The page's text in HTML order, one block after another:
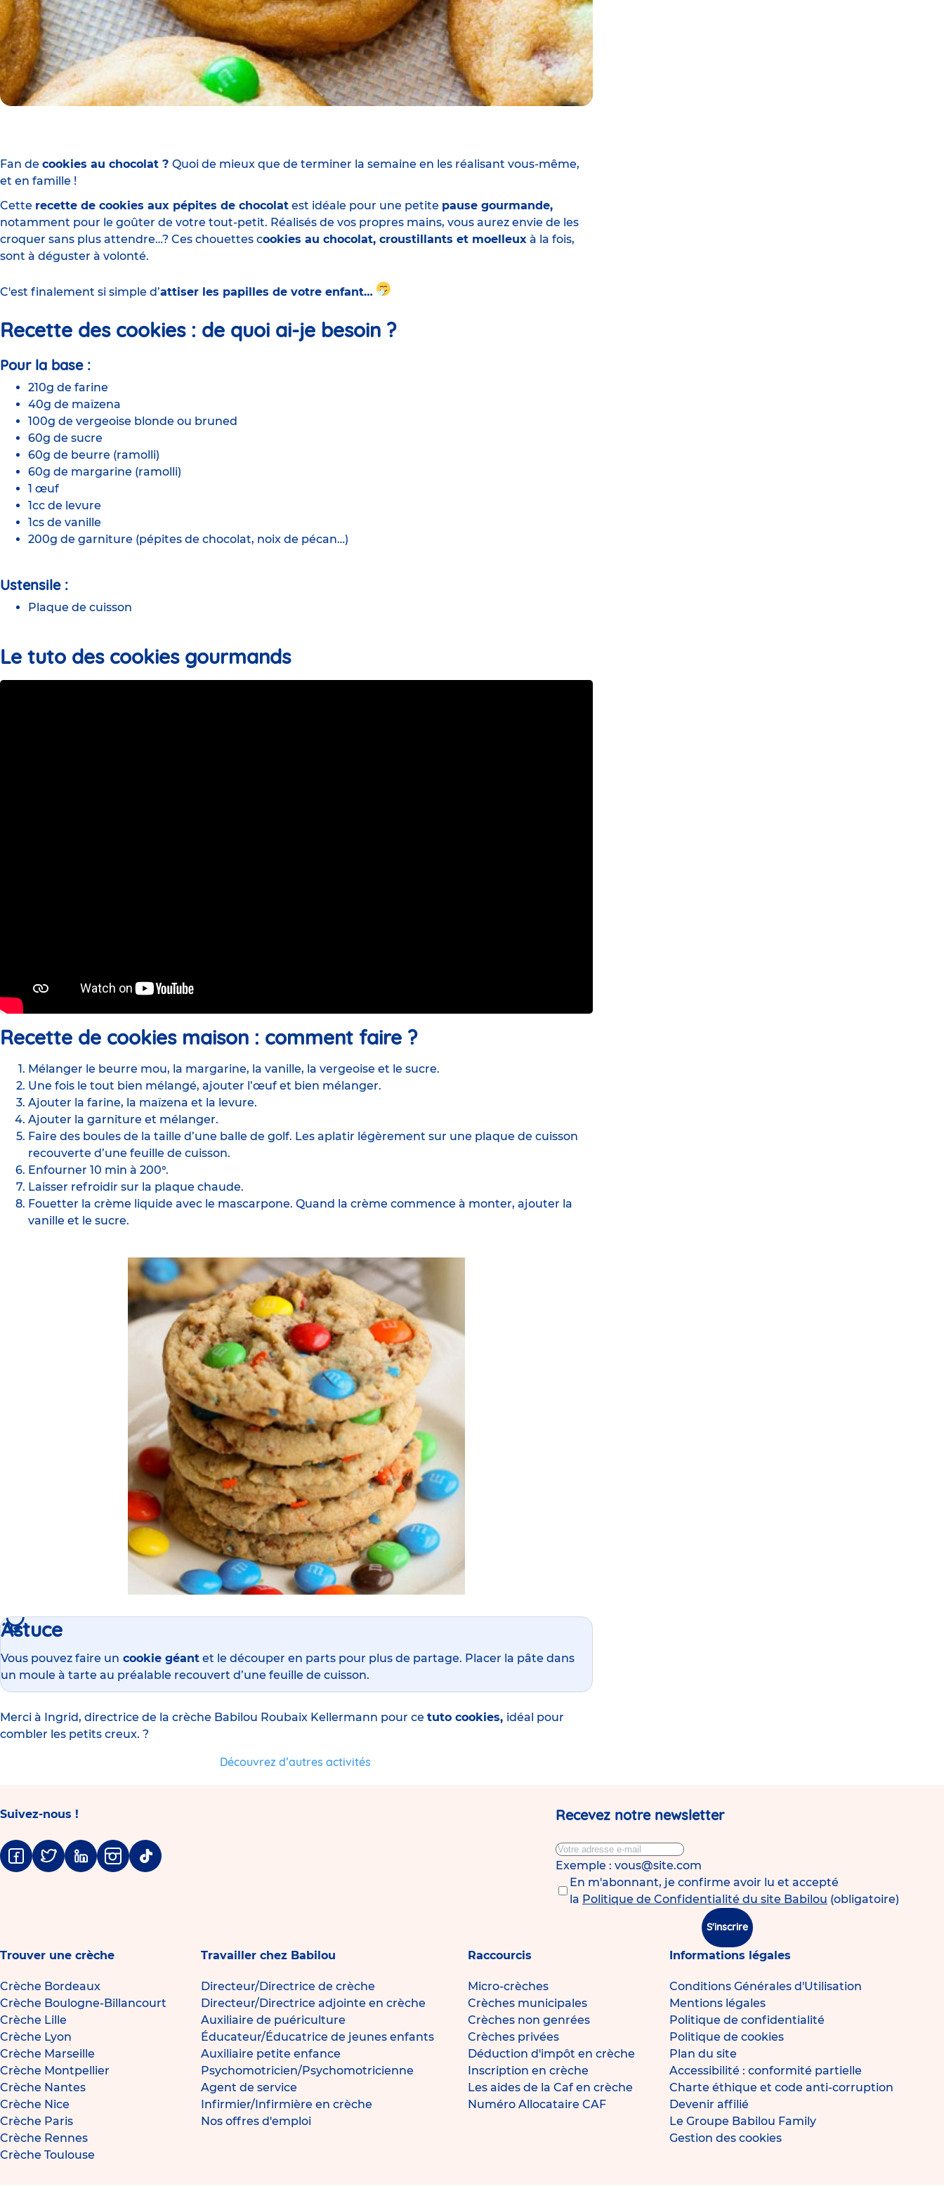
Fan de cookies au chocolat ? Quoi de mieux que de terminer la semaine en les réalisant vous-même,
et en famille !
Cette recette de cookies aux pépites de chocolat est idéale pour une petite pause gourmande,
notamment pour le goûter de votre tout-petit. Réalisés de vos propres mains, vous aurez envie de les
croquer sans plus attendre…? Ces chouettes cookies au chocolat, croustillants et moelleux à la fois,
sont à déguster à volonté.
C'est finalement si simple d’attiser les papilles de votre enfant…
Recette des cookies : de quoi ai-je besoin ?
Pour la base :
210g de farine
40g de maïzena
100g de vergeoise blonde ou bruned
60g de sucre
60g de beurre (ramolli)
60g de margarine (ramolli)
1 œuf
1cc de levure
1cs de vanille
200g de garniture (pépites de chocolat, noix de pécan…)
Ustensile :
Plaque de cuisson
Le tuto des cookies gourmands
Recette de cookies maison : comment faire ?
Mélanger le beurre mou, la margarine, la vanille, la vergeoise et le sucre.
Une fois le tout bien mélangé, ajouter l’œuf et bien mélanger.
Ajouter la farine, la maïzena et la levure.
Ajouter la garniture et mélanger.
Faire des boules de la taille d’une balle de golf. Les aplatir légèrement sur une plaque de cuisson
recouverte d’une feuille de cuisson.
Enfourner 10 min à 200°.
Laisser refroidir sur la plaque chaude.
Fouetter la crème liquide avec le mascarpone. Quand la crème commence à monter, ajouter la
vanille et le sucre.
Astuce
Vous pouvez faire un cookie géant et le découper en parts pour plus de partage. Placer la pâte dans
un moule à tarte au préalable recouvert d’une feuille de cuisson.
Merci à Ingrid, directrice de la crèche Babilou Roubaix Kellermann pour ce tuto cookies, idéal pour
combler les petits creux. ?
Découvrez d’autres activités
Suivez-nous !
Facebook
TwitterLinkedinInstagram
Tiktok
Recevez notre newsletter
Exemple : vous@site.com
En m'abonnant, je confirme avoir lu et accepté
la Politique de Confidentialité du site Babilou (obligatoire)
S'inscrire
Trouver une crèche
Crèche Bordeaux
Crèche Boulogne-Billancourt
Crèche Lille
Crèche Lyon
Crèche Marseille
Crèche Montpellier
Crèche Nantes
Crèche Nice
Crèche Paris
Crèche Rennes
Crèche Toulouse
Travailler chez Babilou
Directeur/Directrice de crèche
Directeur/Directrice adjointe en crèche
Auxiliaire de puériculture
Éducateur/Éducatrice de jeunes enfants
Auxiliaire petite enfance
Psychomotricien/Psychomotricienne
Agent de service
Infirmier/Infirmière en crèche
Nos offres d'emploi
Raccourcis
Micro-crèches
Crèches municipales
Crèches non genrées
Crèches privées
Déduction d'impôt en crèche
Inscription en crèche
Les aides de la Caf en crèche
Numéro Allocataire CAF
Informations légales
Conditions Générales d'Utilisation
Mentions légales
Politique de confidentialité
Politique de cookies
Plan du site
Accessibilité : conformité partielle
Charte éthique et code anti-corruption
Devenir affilié
Le Groupe Babilou Family
Gestion des cookies